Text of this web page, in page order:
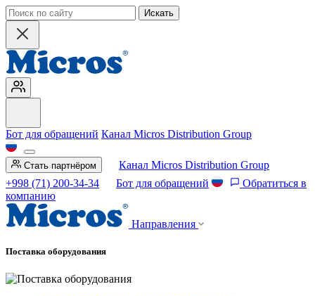
Искать
Бот для обращений Канал Micros Distribution Group
Стать партнёром
Канал Micros Distribution Group
+998 (71) 200-34-34
Бот для обращений
Обратиться в
компанию
Направления
Поставка оборудования